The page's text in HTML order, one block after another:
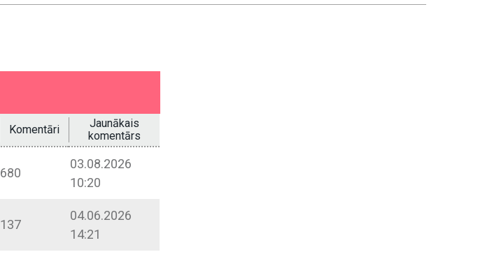
Komentāri
Jaunākais
komentārs
680
03.08.2026
10:20
137
04.06.2026
14:21